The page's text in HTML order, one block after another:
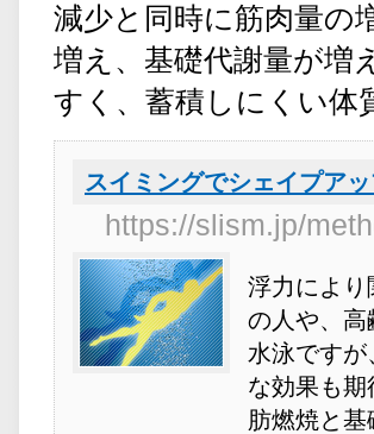
減少と同時に筋肉量の
増え、基礎代謝量が増
すく、蓄積しにくい体
スイミングでシェイプアッ
https://slism.jp/
浮力により
の人や、高
水泳です
な効果も
肪燃焼と